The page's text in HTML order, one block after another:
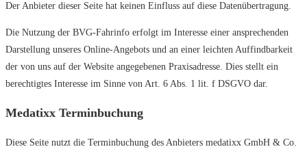
Der Anbieter dieser Seite hat keinen Einfluss auf diese Datenübertragung.
Die Nutzung der BVG-Fahrinfo erfolgt im Interesse einer ansprechenden
Darstellung unseres Online-Angebots und an einer leichten Auffindbarkeit
der von uns auf der Website angegebenen Praxisadresse. Dies stellt ein
berechtigtes Interesse im Sinne von Art. 6 Abs. 1 lit. f DSGVO dar.
Medatixx Terminbuchung
Diese Seite nutzt die Terminbuchung des Anbieters medatixx GmbH & Co.